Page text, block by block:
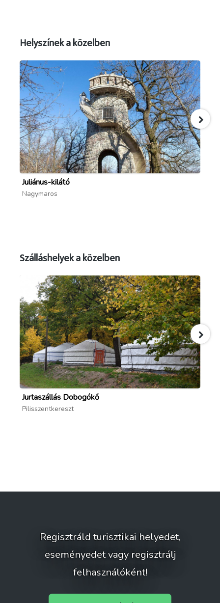
Helyszínek a közelben
Juliánus-kilátó
Nagymaros
Szálláshelyek a közelben
Jurtaszállás Dobogókő
Pilisszentkereszt
Regisztráld turisztikai helyedet,
eseményedet vagy regisztrálj
felhasználóként!